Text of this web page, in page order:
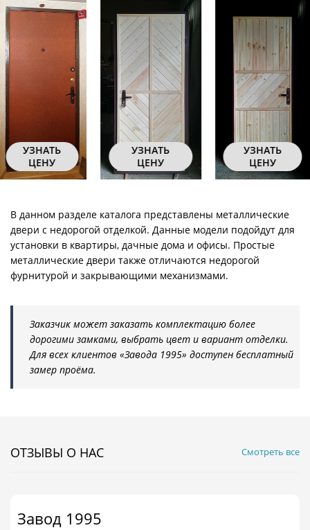
УЗНАТЬ
ЦЕНУ
УЗНАТЬ
ЦЕНУ
УЗНАТЬ
ЦЕНУ
В данном разделе каталога представлены металлические
двери с недорогой отделкой. Данные модели подойдут для
установки в квартиры, дачные дома и офисы. Простые
металлические двери также отличаются недорогой
фурнитурой и закрывающими механизмами.
Заказчик может заказать комплектацию более
дорогими замками, выбрать цвет и вариант отделки.
Для всех клиентов «Завода 1995» доступен бесплатный
замер проёма.
ОТЗЫВЫ О НАС Смотреть все
Завод 1995